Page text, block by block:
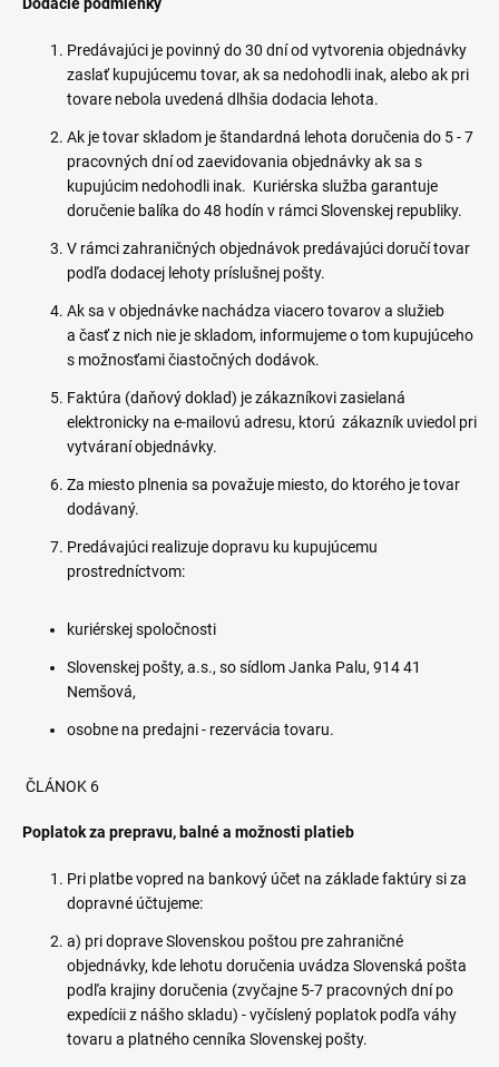
Predávajúci je povinný do 30 dní od vytvorenia objednávky
zaslať kupujúcemu tovar, ak sa nedohodli inak, alebo ak pri
tovare nebola uvedená dlhšia dodacia lehota.
Ak je tovar skladom je štandardná lehota doručenia do 5 - 7
pracovných dní od zaevidovania objednávky ak sa s
kupujúcim nedohodli inak. Kuriérska služba garantuje
doručenie balíka do 48 hodín v rámci Slovenskej republiky.
V rámci zahraničných objednávok predávajúci doručí tovar
podľa dodacej lehoty príslušnej pošty.
Ak sa v objednávke nachádza viacero tovarov a služieb
a časť z nich nie je skladom, informujeme o tom kupujúceho
s možnosťami čiastočných dodávok.
Faktúra (daňový doklad) je zákazníkovi zasielaná
elektronicky na e-mailovú adresu, ktorú zákazník uviedol pri
vytváraní objednávky.
Za miesto plnenia sa považuje miesto, do ktorého je tovar
dodávaný.
Predávajúci realizuje dopravu ku kupujúcemu
prostredníctvom:
kuriérskej spoločnosti
Slovenskej pošty, a.s., so sídlom Janka Palu, 914 41
Nemšová,
osobne na predajni - rezervácia tovaru.
ČLÁNOK 6
Poplatok za prepravu, balné a možnosti platieb
Pri platbe vopred na bankový účet na základe faktúry si za
dopravné účtujeme:
a) pri doprave Slovenskou poštou pre zahraničné
objednávky, kde lehotu doručenia uvádza Slovenská pošta
podľa krajiny doručenia (zvyčajne 5-7 pracovných dní po
expedícii z nášho skladu) - vyčíslený poplatok podľa váhy
tovaru a platného cenníka Slovenskej pošty.